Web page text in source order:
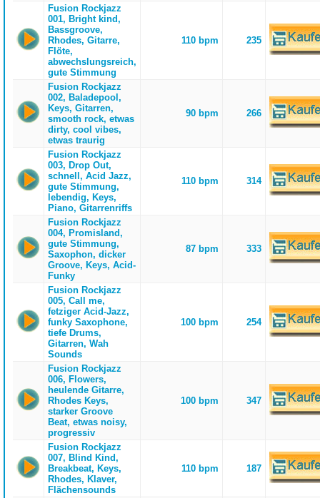
Fusion Rockjazz
001, Bright kind,
Bassgroove,
Rhodes, Gitarre,
Flöte,
abwechslungsreich,
gute Stimmung
110 bpm 235
Fusion Rockjazz
002, Baladepool,
Keys, Gitarren,
smooth rock, etwas
dirty, cool vibes,
etwas traurig
90 bpm 266
Fusion Rockjazz
003, Drop Out,
schnell, Acid Jazz,
gute Stimmung,
lebendig, Keys,
Piano, Gitarrenriffs
110 bpm 314
Fusion Rockjazz
004, Promisland,
gute Stimmung,
Saxophon, dicker
Groove, Keys, Acid-
Funky
87 bpm 333
Fusion Rockjazz
005, Call me,
fetziger Acid-Jazz,
funky Saxophone,
tiefe Drums,
Gitarren, Wah
Sounds
100 bpm 254
Fusion Rockjazz
006, Flowers,
heulende Gitarre,
Rhodes Keys,
starker Groove
Beat, etwas noisy,
progressiv
100 bpm 347
Fusion Rockjazz
007, Blind Kind,
Breakbeat, Keys,
Rhodes, Klaver,
Flächensounds
110 bpm 187